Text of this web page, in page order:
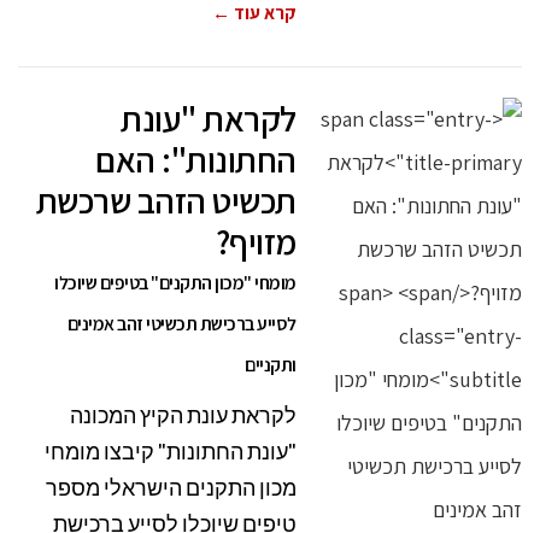
קרא עוד ←
לקראת "עונת
החתונות": האם
תכשיט הזהב שרכשת
מזויף?
מומחי "מכון התקנים" בטיפים שיוכלו
לסייע ברכישת תכשיטי זהב אמינים
ותקניים
לקראת עונת הקיץ המכונה
"עונת החתונות" קיבצו מומחי
מכון התקנים הישראלי מספר
טיפים שיוכלו לסייע ברכישת